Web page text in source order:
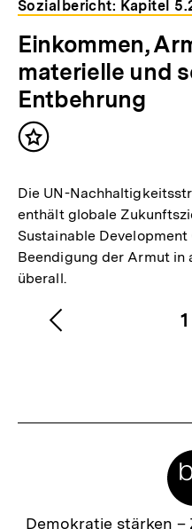
Sozialbericht: Kapitel
Einkommen,
materielle und
Entbehrung
Inhalt
Die UN-
enthält globale
Sustainable Development
Beendigung der Armut in
überall.
1
Vorherigen
Zur
Demokratie stärken –